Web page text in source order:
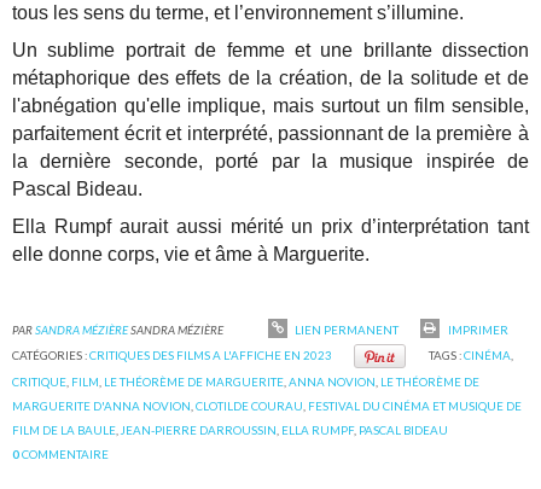
tous les sens du terme, et l’environnement s’illumine.
Un sublime portrait de femme et une brillante dissection
métaphorique des effets de la création, de la solitude et de
l'abnégation qu'elle implique, mais surtout un film sensible,
parfaitement écrit et interprété, passionnant de la première à
la dernière seconde, porté par la musique inspirée de
Pascal Bideau.
Ella Rumpf aurait aussi mérité un prix d’interprétation tant
elle donne corps, vie et âme à Marguerite.
PARSANDRA MÉZIÈRESANDRA MÉZIÈRE LIEN PERMANENT
IMPRIMER
CATÉGORIES :CRITIQUES DES FILMS A L'AFFICHE EN 2023 TAGS :CINÉMA
CRITIQUE FILM LE THÉORÈME DE MARGUERITE ,ANNA NOVION LE THÉORÈME DE
MARGUERITE D'ANNA NOVION ,CLOTILDE COURAU FESTIVAL DU CINÉMA ET MUSIQUE DE
FILM DE LA BAULE JEAN-PIERRE DARROUSSIN ELLA RUMPF, PASCAL BIDEAU
0COMMENTAIRE